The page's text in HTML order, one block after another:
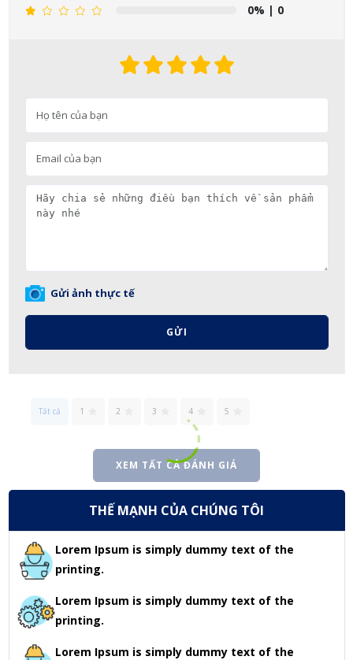
0% | 0
Gửi ảnh thực tế
GỬI
Tất cả 1 2 3 4 5
XEM TẤT CẢ ĐÁNH GIÁ
THẾ MẠNH CỦA CHÚNG TÔI
Lorem Ipsum is simply dummy text of the
printing.
Lorem Ipsum is simply dummy text of the
printing.
Lorem Ipsum is simply dummy text of the